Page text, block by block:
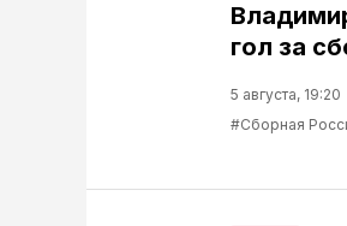
гол за
5 августа, 19:20
#Сборная